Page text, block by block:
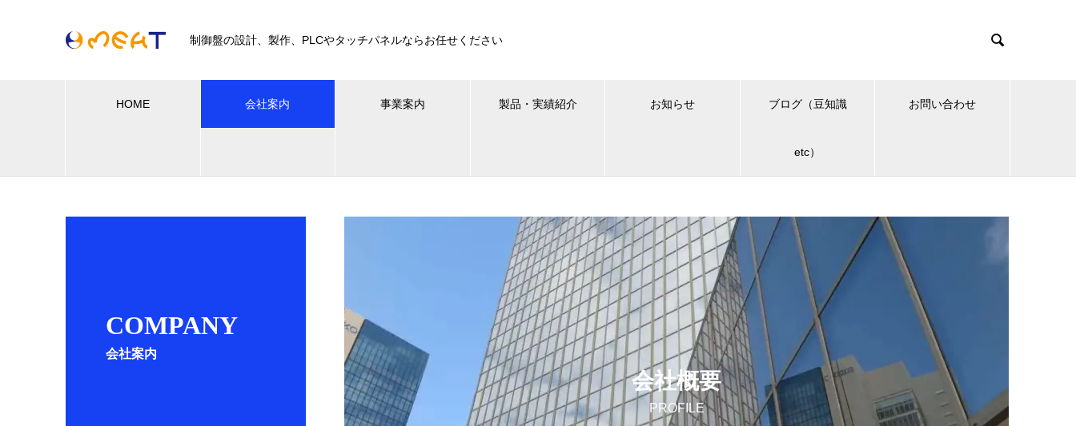
制御盤の設計、製作、PLCやタッチパネルならお任せください 
HOME 会社案内 事業案内 製品・実績紹介 お知らせ ブログ（豆知識
etc）
お問い合わせ
COMPANY
会社案内
会社概要
PROFILE